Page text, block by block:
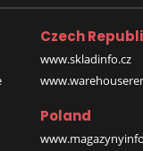
Czech
www.skladinfo.cz
Poland